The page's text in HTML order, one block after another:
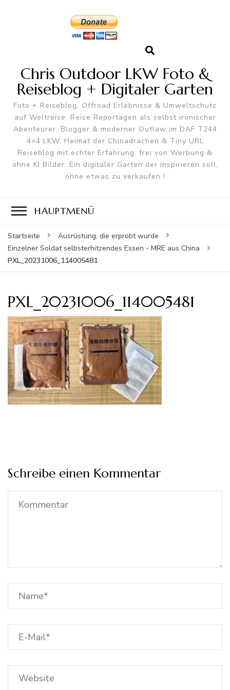
Chris Outdoor LKW Foto &
Reiseblog + Digitaler Garten
Foto + Reiseblog, Offroad Erlebnisse & Umweltschutz
auf Weltreise. Reise Reportagen als selbst ironischer
Abenteurer, Blogger & moderner Outlaw im DAF T244
4×4 LKW. Heimat der Chinadrachen & Tiny URL
Reiseblog mit echter Erfahrung, frei von Werbung &
ohne KI Bilder. Ein digitaler Garten der inspirieren soll,
ohne etwas zu verkaufen !
HAUPTMENÜ
Startseite
Ausrüstung, die erprobt wurde
Einzelner Soldat selbsterhitzendes Essen - MRE aus China
PXL_20231006_114005481
PXL_20231006_114005481
Schreibe einen Kommentar